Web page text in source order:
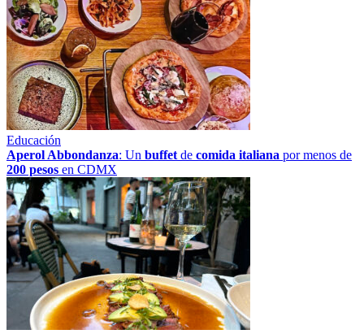
Educación
Aperol Abbondanza: Un buffet de comida italiana por menos de
200 pesos en CDMX